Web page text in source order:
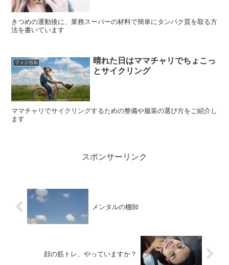
きつめの運動後に、業務スーパーの材料で簡単にタンパク質を取る方
法を書いています
フィジカル
晴れた日はママチャリでちょこっ
とサイクリング
ママチャリでサイクリングするための整備や服装の選び方をご紹介し
ます
スポンサーリンク
メンタルの棚卸
顔の筋トレ、やっていますか？